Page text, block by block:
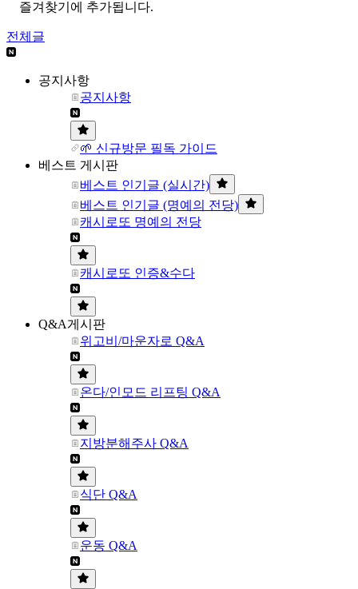
즐겨찾기에 추가됩니다.
전체글
공지사항
공지사항
🌱 신규방문 필독 가이드
베스트 게시판
베스트 인기글 (실시간)
베스트 인기글 (명예의 전당)
캐시로또 명예의 전당
캐시로또 인증&수다
Q&A게시판
위고비/마운자로 Q&A
온다/인모드 리프팅 Q&A
지방분해주사 Q&A
식단 Q&A
운동 Q&A